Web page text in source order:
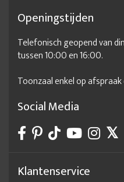
Openingstijden
Telefonisch geopend van
tussen 10:00 en 16:00.
Toonzaal enkel op afspraak
Social Media
Klantenservice